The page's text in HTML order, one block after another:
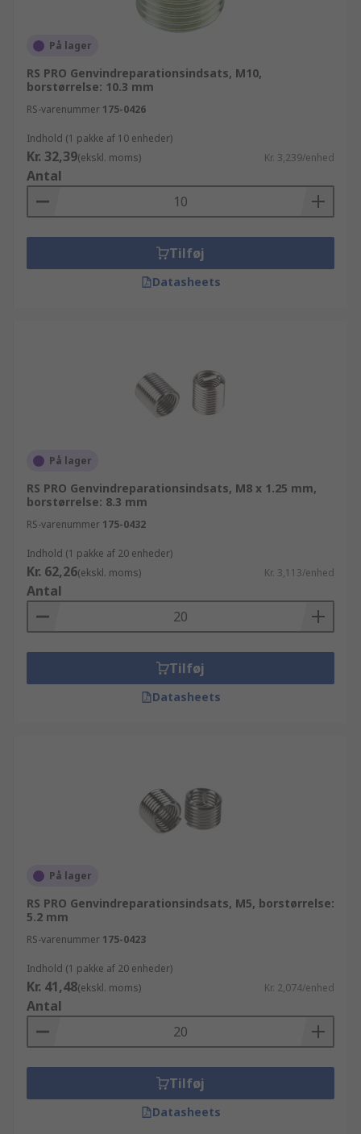
På lager
RS PRO Genvindreparationsindsats, M10,
borstørrelse: 10.3 mm
RS-varenummer 175-0426
Indhold (1 pakke af 10 enheder)
Kr. 32,39(ekskl. moms) Kr. 3,239/enhed
Antal
Tilføj
Datasheets
På lager
RS PRO Genvindreparationsindsats, M8 x 1.25 mm,
borstørrelse: 8.3 mm
RS-varenummer 175-0432
Indhold (1 pakke af 20 enheder)
Kr. 62,26(ekskl. moms) Kr. 3,113/enhed
Antal
Tilføj
Datasheets
På lager
RS PRO Genvindreparationsindsats, M5, borstørrelse:
5.2 mm
RS-varenummer 175-0423
Indhold (1 pakke af 20 enheder)
Kr. 41,48(ekskl. moms) Kr. 2,074/enhed
Antal
Tilføj
Datasheets